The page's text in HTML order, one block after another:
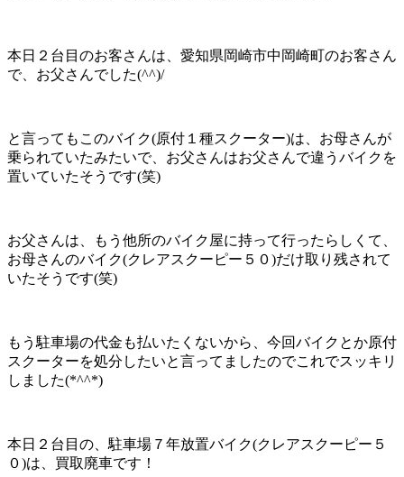
本日２台目のお客さんは、愛知県岡崎市中岡崎町のお客さん
で、お父さんでした(^^)/
と言ってもこのバイク(原付１種スクーター)は、お母さんが
乗られていたみたいで、お父さんはお父さんで違うバイクを
置いていたそうです(笑)
お父さんは、もう他所のバイク屋に持って行ったらしくて、
お母さんのバイク(クレアスクーピー５０)だけ取り残されて
いたそうです(笑)
もう駐車場の代金も払いたくないから、今回バイクとか原付
スクーターを処分したいと言ってましたのでこれでスッキリ
しました(*^^*)
本日２台目の、駐車場７年放置バイク(クレアスクーピー５
０)は、買取廃車です！